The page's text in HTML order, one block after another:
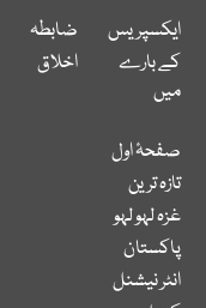
ایکسپریس
کے بارے
میں
ضابطہ
اخلاق
صفحۂ اول
تازہ ترین
غزہ لہو لہو
پاکستان
انٹر نیشنل